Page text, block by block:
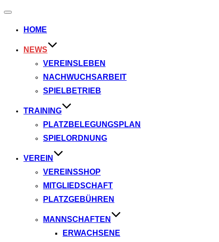
Navigation
HOME
NEWS
VEREINSLEBEN
NACHWUCHSARBEIT
SPIELBETRIEB
TRAINING
PLATZBELEGUNGSPLAN
SPIELORDNUNG
VEREIN
VEREINSSHOP
MITGLIEDSCHAFT
PLATZGEBÜHREN
MANNSCHAFTEN
ERWACHSENE